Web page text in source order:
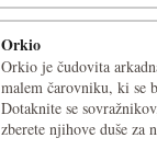
Orkio
Orkio je čudovita
malem čarovniku, ki se
Dotaknite se
zberete njihove duše za